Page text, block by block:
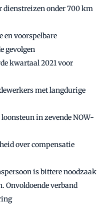
dienstreizen onder 700 km
en voorspelbare
gevolgen
kwartaal 2021 voor
met langdurige
in zevende NOW-
over compensatie
is bittere noodzaak
Onvoldoende verband